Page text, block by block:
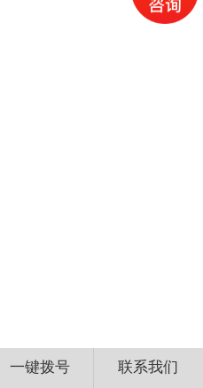
一键拨号 联系我们